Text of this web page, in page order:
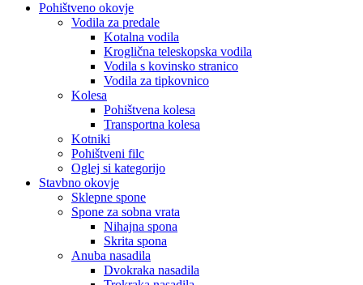
Pohištveno okovje
Vodila za predale
Kotalna vodila
Kroglična teleskopska vodila
Vodila s kovinsko stranico
Vodila za tipkovnico
Kolesa
Pohištvena kolesa
Transportna kolesa
Kotniki
Pohištveni filc
Oglej si kategorijo
Stavbno okovje
Sklepne spone
Spone za sobna vrata
Nihajna spona
Skrita spona
Anuba nasadila
Dvokraka nasadila